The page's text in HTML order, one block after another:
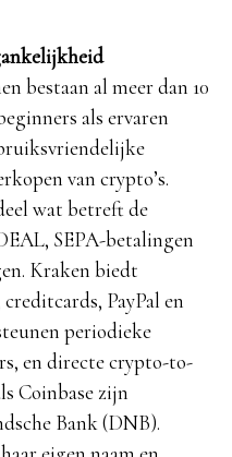
bestaan al meer dan 10
als ervaren
van crypto’s.
wat betreft de
SEPA-betalingen
Kraken biedt
PayPal en
periodieke
en directe crypto-to-
Coinbase zijn
Bank (DNB).